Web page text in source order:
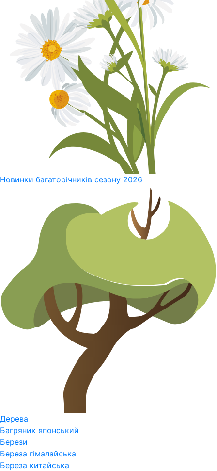
Новинки багаторічників сезону 2026
Дерева
Багряник японський
Берези
Береза гімалайська
Береза китайська